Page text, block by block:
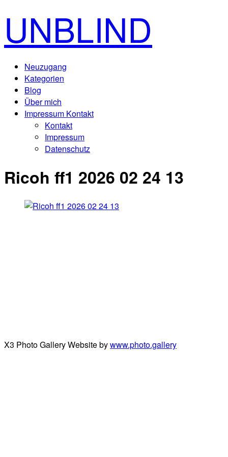
UNBLIND
Neuzugang
Kategorien
Blog
Über mich
Impressum Kontakt
Kontakt
Impressum
Datenschutz
Ricoh ff1 2026 02 24 13
X3 Photo Gallery Website bywww.photo.gallery